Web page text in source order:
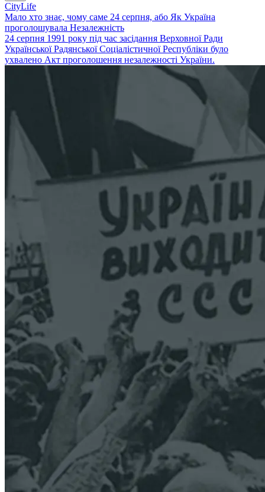
CityLife
Мало хто знає, чому саме 24 серпня, або Як Україна
проголошувала Незалежність
24 серпня 1991 року під час засідання Верховної Ради
Української Радянської Соціалістичної Республіки було
ухвалено Акт проголошення незалежності України.